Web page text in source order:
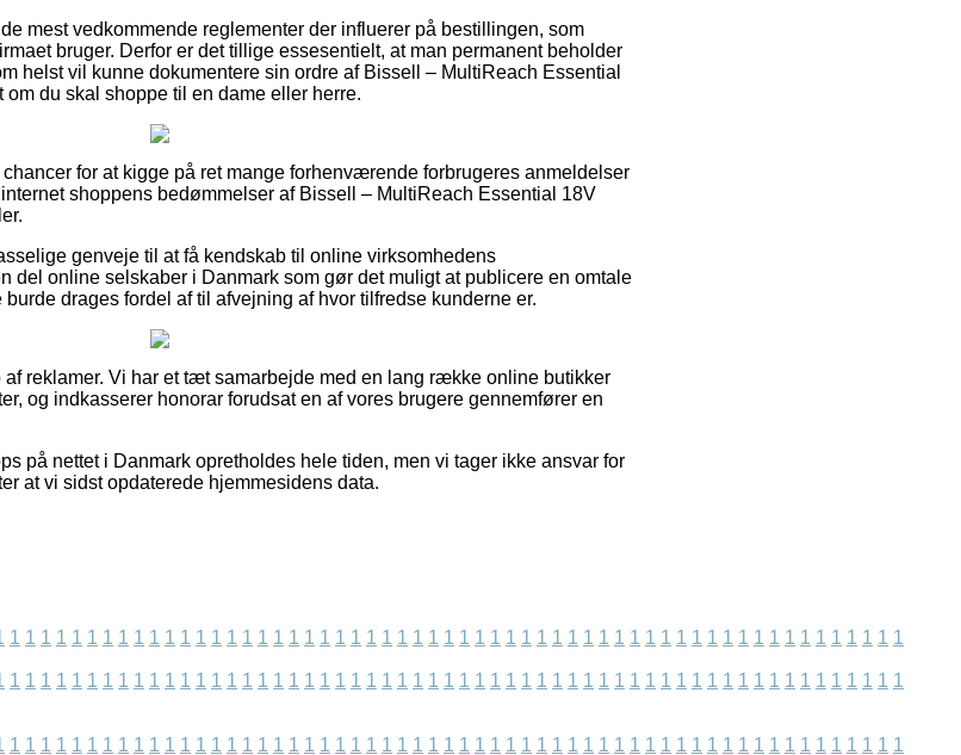
mest vedkommende reglementer der influerer på bestillingen, som
bruger. Derfor er det tillige essesentielt, at man permanent beholder
helst vil kunne dokumentere sin ordre af Bissell – MultiReach Essential
du skal shoppe til en dame eller herre.
for at kigge på ret mange forhenværende forbrugeres anmeldelser
shoppens bedømmelser af Bissell – MultiReach Essential 18V
genveje til at få kendskab til online virksomhedens
del online selskaber i Danmark som gør det muligt at publicere en omtale
drages fordel af til afvejning af hvor tilfredse kunderne er.
reklamer. Vi har et tæt samarbejde med en lang række online butikker
og indkasserer honorar forudsat en af vores brugere gennemfører en
på nettet i Danmark opretholdes hele tiden, men vi tager ikke ansvar for
at vi sidst opdaterede hjemmesidens data.
1 1 1 1 1 1 1 1 1 1 1 1 1 1 1 1 1 1 1 1 1 1 1 1 1 1 1 1 1 1 1 1 1 1 1 1 1 1 1 1 1 1 1 1 1 1 1 1 1 1 1 1 1 1 1 1 1 1
1 1 1 1 1 1 1 1 1 1 1 1 1 1 1 1 1 1 1 1 1 1 1 1 1 1 1 1 1 1 1 1 1 1 1 1 1 1 1 1 1 1 1 1 1 1 1 1 1 1 1 1 1 1 1 1 1 1
1 1 1 1 1 1 1 1 1 1 1 1 1 1 1 1 1 1 1 1 1 1 1 1 1 1 1 1 1 1 1 1 1 1 1 1 1 1 1 1 1 1 1 1 1 1 1 1 1 1 1 1 1 1 1 1 1 1